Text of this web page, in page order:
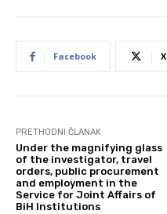
Facebook X
PRETHODNI ČLANAK
Under the magnifying glass
of the investigator, travel
orders, public procurement
and employment in the
Service for Joint Affairs of
BiH Institutions